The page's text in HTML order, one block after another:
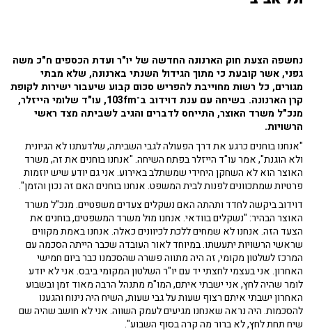
נחשפה הצעת חוק הארנונה החדשה של יו"ר ועדת הכספים ח"כ משה
גפני, אשר קובעת כי מתוך הגידול השנתי בארנונה, שלא מבתי
מגורים, כל רשות מחוייבת להפריש סכום קבוע שיעבור ישירות לקופת
קרן הארנונה. בשיחה עם ענת דוידוב ב־103fm, עו"ד שלומי הייזלר,
מנכ"ל משרד האוצר, התייחס לדברים והגיב לשביתה מצד ראשי
הרשויות.
"אנחנו בוחנים כרגע את דרך הפעולה לגבי השביתה, שלדעתנו לא הגיונית
ולא הוגנת", אמר עו"ד הייזלר בפתח השיחה. "אנחנו בוחנים את זה, משרד
האוצר הוא לא השחקן היחידי שמשתלב באירוע. אני גם יודע שיש יוזמות
פרטיות שמתכוונים לפנות לבית המשפט. אנחנו בוחנים האם זה נכון והזמן".
דוידוב ביקשה לחדד ותהתה האם נשקלים צעדים משפטיים. מנכ"ל משרד
האוצר הבהיר: "נשקלים בוודאי. אנחנו מול משרד המשפטים, בוחנים את
הצעד הזה. אנחנו לא שמחים ללכת לכיוונים כאלה. אנחנו באמת מקווים
שראשי הרשויות יתעשתו. במיוחד לאור העובדה שכבר הייתה הסכמה עם
המרכז לשלטון מקומי, זה היה מתווה פשרה שהסכמנו כבר ביום חמישי
האחרון. אני בעצמי לחצתי יד עם יו"ר השלטון המקומי ביבס. אני לא יודע
לומר שהיה לחץ, אני ישבתי איתם, המו"מ מתנהל הרבה מאוד זמן ובשבוע
האחרון ישבתי איתם רצוף שעות על גבי שעות, השיח היה נינוח והגענו
להסכמות. היה נראה שאנחנו מגיעים לעמק השווה. אני לא חושב שהיה שם
שיח תחת לחץ, לא ברור מה קרה בסוף השבוע".